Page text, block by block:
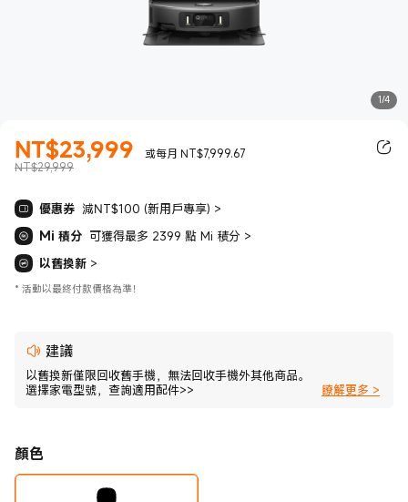
1/4
NT$23,999
現價 NT$23999.00
或每月 NT$7,999.67
NT$29,999
優惠券 減NT$100 (新用戶專享) >
Mi 積分 可獲得最多 2399 點 Mi 積分 >
以舊換新 >
* 活動以最終付款價格為準！
建議
以舊換新僅限回收舊手機，無法回收手機外其他商品。
選擇家電型號，查詢適用配件>>
瞭解更多 >
顏色